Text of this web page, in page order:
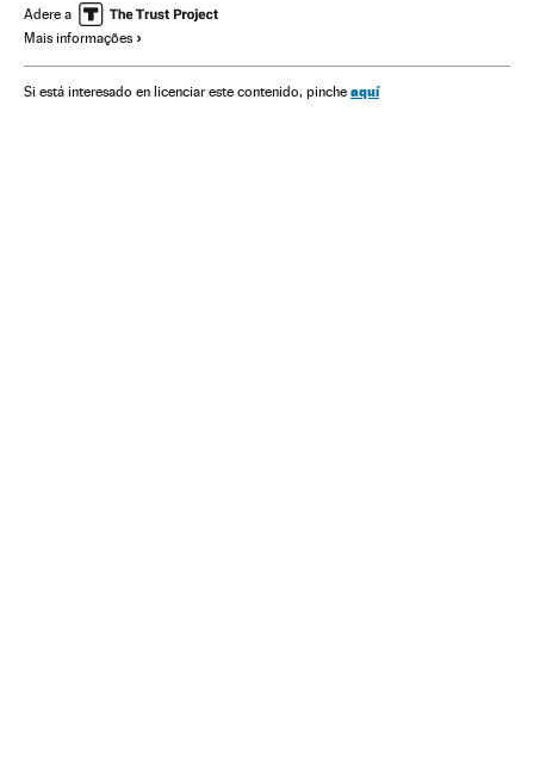
Caso Nisman Casos por resolver
Alberto Nisman
Adere a
Mais informações
Si está interesado en licenciar este contenido, pinche aquí